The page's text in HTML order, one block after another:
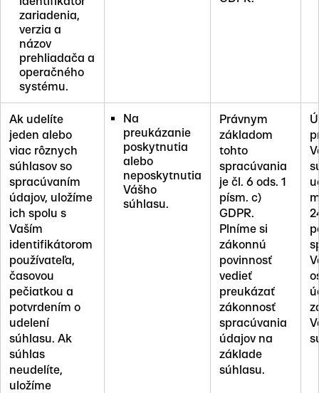
zariadenia,
verzia a
názov
prehliadača a
operačného
systému.
Ak udelíte
jeden alebo
viac rôznych
súhlasov so
spracúvaním
údajov, uložíme
ich spolu s
Vaším
identifikátorom
používateľa,
časovou
pečiatkou a
potvrdením o
udelení
súhlasu. Ak
súhlas
neudelíte,
uložíme
Na
preukázanie
poskytnutia
alebo
neposkytnutia
Vášho
súhlasu.
Právnym
základom
tohto
spracúvania
je čl. 6 ods. 1
písm. c)
GDPR.
Plníme si
zákonnú
povinnosť
vedieť
preukázať
zákonnosť
spracúvania
údajov na
základe
súhlasu.